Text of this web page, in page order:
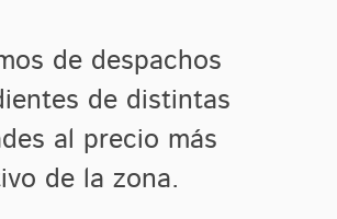
de despachos
de distintas
al precio más
de la zona.